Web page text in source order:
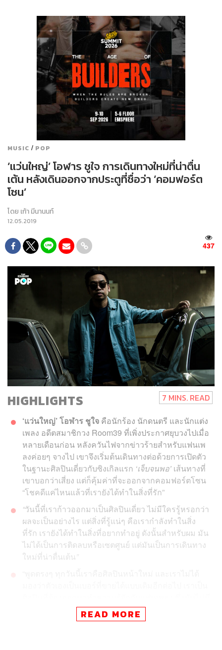
MUSIC / POP
‘แว่นใหญ่’ โอฬาร ชูใจ การเดินทางใหม่ที่น่าตื่น
เต้น หลังเดินออกจากประตูที่ชื่อว่า ‘คอมฟอร์ต
โซน’
โดย เก้า มีนานนท์
12.05.2019
437
HIGHLIGHTS 7 MINS. READ
‘แว่นใหญ่’ โอฬาร ชูใจ คือนักร้อง นักดนตรี และนักแต่ง
เพลง อดีตสมาชิกวง Room39 ที่เพิ่งประกาศยุบวงไปเมื่อ
หลายเดือนก่อน หลังควันไฟจากข่าวร้ายสำหรับแฟนเพ
ลงค่อยๆ จางไป เขาจึงเริ่มต้นเดินทางต่อด้วยการเปิดตัว
ในฐานะศิลปินเดี่ยวกับซิงเกิลแรก ‘เจ็บจนพอ’ เส้นทางที่
เขาบอกว่าเสี่ยง แต่ก็คุ้มค่าที่จะออกจากคอมฟอร์ตโซน
“โชคดีแค่ไหนแล้วที่เรายังได้ทำในสิ่งที่รัก”
“วันนี้ที่เราก้าวออกมาเป็นศิลปินเดี่ยว ไม่มีใครรู้หรอกว่า
ผลจะเป็นอย่างไร แต่สิ่งที่รู้แน่ๆ คือเรากำลังทำในสิ่ง
ที่รัก เรายังได้ทำในสิ่งที่อยากทำอยู่ ดังนั้นสำหรับผม มัน
ไม่ได้เป็นการติดลบหรือเซตศูนย์ แต่มันเป็นการเดินทาง
ใหม่ที่น่าตื่นเต้น ”
อะไรมารองรับหรือการันตีกับใครได้เลยว่าทำสิ่งนี้แล้ว
READ MORE